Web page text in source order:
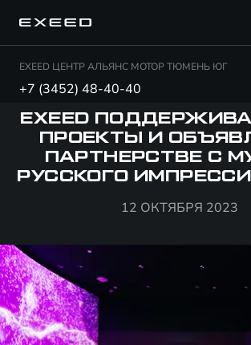
EXEED ЦЕНТР АЛЬЯНС МОТОР ТЮМЕНЬ ЮГ
+7 (3452) 48-40-40
EXEED
ПРОЕКТЫ И
ПАРТНЕРСТВЕ С
РУССКОГО
12 ОКТЯБРЯ 2023